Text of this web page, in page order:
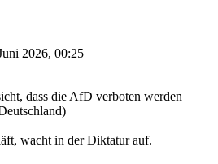
2026, 00:25
dass die AfD verboten werden
wacht in der Diktatur auf.